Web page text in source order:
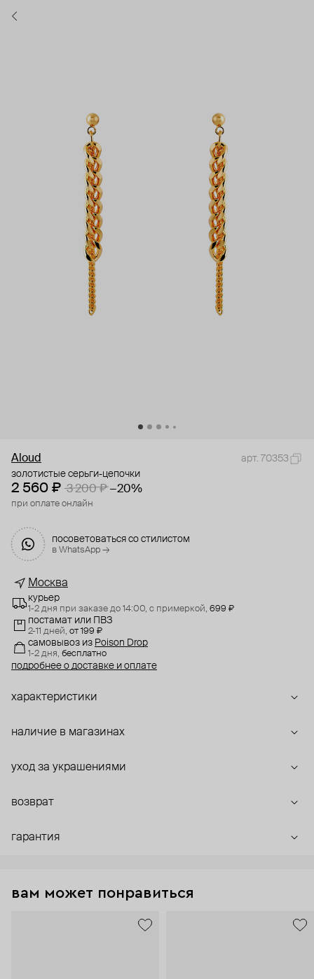
Aloud
арт. 70353
золотистые серьги-цепочки
2 560 ₽ 3 200 ₽ −20%
при оплате онлайн
посоветоваться со стилистом
в WhatsApp →
Москва
курьер
1-2 дня при заказе до 14:00, с примеркой, 699 ₽
постамат или ПВЗ
2-11 дней, от 199 ₽
самовывоз из Poison Drop
1-2 дня, бесплатно
подробнее о доставке и оплате
характеристики
наличие в магазинах
уход за украшениями
возврат
гарантия
вам может понравиться